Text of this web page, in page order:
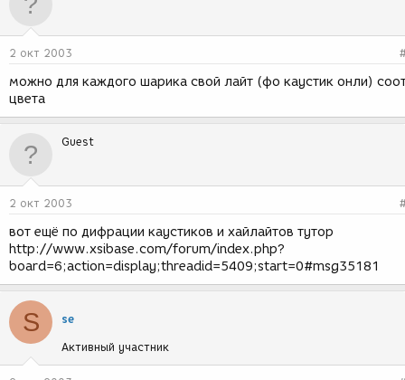
2 окт 2003
можно для каждого шарика свой лайт (фо каустик онли)
цвета
Guest
2 окт 2003
вот ещё по дифрации каустиков и хайлайтов тутор
http://www.xsibase.com/forum/index.php?
board=6;action=display;threadid=5409;start=0#msg35181
S se
Активный участник